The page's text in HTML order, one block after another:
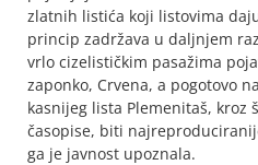
zlatnih listića koji listovima
princip zadržava u daljnjem
vrlo cizelističkim pasažima
zaponko, Crvena, a pogotovo
kasnijeg lista Plemenitaš, kroz
časopise, biti
ga je javnost upoznala.